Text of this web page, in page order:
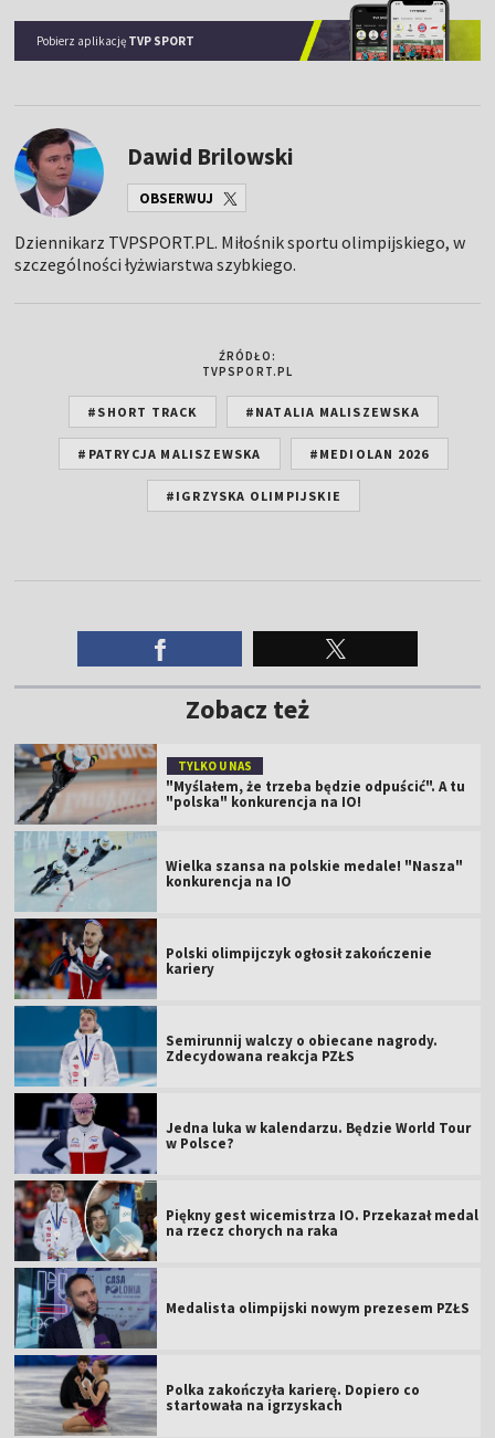
Pobierz aplikację TVP SPORT
Dawid Brilowski
OBSERWUJ
Dziennikarz TVPSPORT.PL. Miłośnik sportu olimpijskiego, w
szczególności łyżwiarstwa szybkiego.
ŹRÓDŁO:
TVPSPORT.PL
#SHORT TRACK #NATALIA MALISZEWSKA
#PATRYCJA MALISZEWSKA #MEDIOLAN 2026
#IGRZYSKA OLIMPIJSKIE
Zobacz też
TYLKO U NAS
"Myślałem, że trzeba będzie odpuścić". A tu
"polska" konkurencja na IO!
Wielka szansa na polskie medale! "Nasza"
konkurencja na IO
Polski olimpijczyk ogłosił zakończenie
kariery
Semirunnij walczy o obiecane nagrody.
Zdecydowana reakcja PZŁS
Jedna luka w kalendarzu. Będzie World Tour
w Polsce?
Piękny gest wicemistrza IO. Przekazał medal
na rzecz chorych na raka
Medalista olimpijski nowym prezesem PZŁS
Polka zakończyła karierę. Dopiero co
startowała na igrzyskach